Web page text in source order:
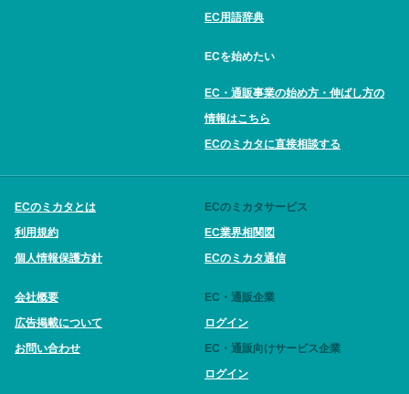
EC用語辞典
ECを始めたい
EC・通販事業の始め方・伸ばし方の
情報はこちら
ECのミカタに直接相談する
ECのミカタとは
利用規約
個人情報保護方針
会社概要
広告掲載について
お問い合わせ
ECのミカタサービス
EC業界相関図
ECのミカタ通信
EC・通販企業
ログイン
EC・通販向けサービス企業
ログイン